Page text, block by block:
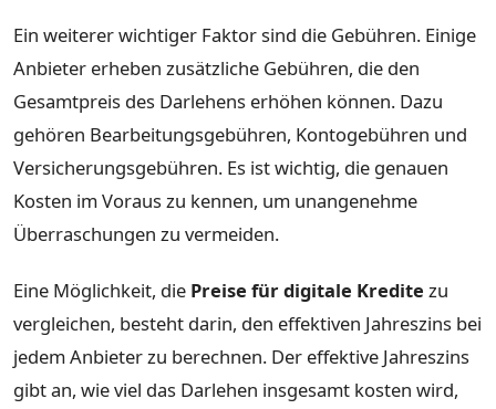
Ein weiterer wichtiger Faktor sind die Gebühren. Einige
Anbieter erheben zusätzliche Gebühren, die den
Gesamtpreis des Darlehens erhöhen können. Dazu
gehören Bearbeitungsgebühren, Kontogebühren und
Versicherungsgebühren. Es ist wichtig, die genauen
Kosten im Voraus zu kennen, um unangenehme
Überraschungen zu vermeiden.
Eine Möglichkeit, die Preise für digitale Kredite zu
vergleichen, besteht darin, den effektiven Jahreszins bei
jedem Anbieter zu berechnen. Der effektive Jahreszins
gibt an, wie viel das Darlehen insgesamt kosten wird,